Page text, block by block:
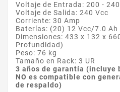
Voltaje de Entrada: 200 -
Voltaje de Salida: 240 Vcc
Corriente: 30 Amp
Baterías: (20) 12 Vcc/7.0 Ah
Dimensiones: 433 x 132 x
Profundidad)
Peso: 76 kg
Tamaño en Rack: 3 UR
3 años de garantía (incluye
NO es compatible con
de respaldo)